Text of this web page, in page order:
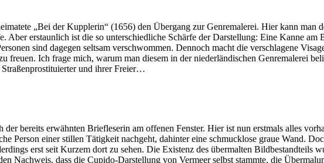
„Bei der Kupplerin“ (1656) den Übergang zur Genremalerei. Hier kann man
erstaunlich ist die so unterschiedliche Schärfe der Darstellung: Eine Kanne am
sind dagegen seltsam verschwommen. Dennoch macht die verschlagene
freuen. Ich frage mich, warum man diesem in der niederländischen Genremalerei
und ihrer Freier…
bereits erwähnten Briefleserin am offenen Fenster. Hier ist nun erstmals alles
Person einer stillen Tätigkeit nachgeht, dahinter eine schmucklose graue Wand.
erst seit Kurzem dort zu sehen. Die Existenz des übermalten Bildbestandteils
Nachweis, dass die Cupido-Darstellung von Vermeer selbst stammte, die